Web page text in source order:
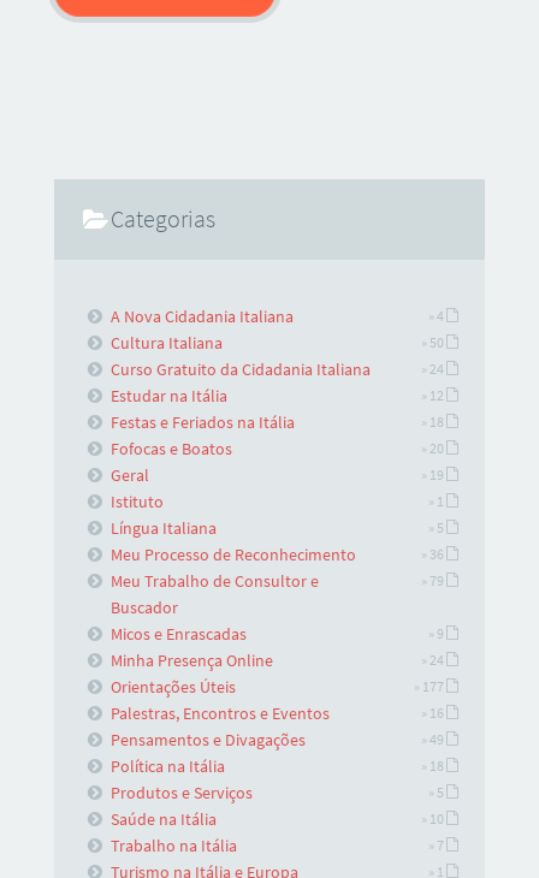
Categorias
A Nova Cidadania Italiana » 4
Cultura Italiana » 50
Curso Gratuito da Cidadania Italiana » 24
Estudar na Itália » 12
Festas e Feriados na Itália » 18
Fofocas e Boatos » 20
Geral » 19
Istituto » 1
Língua Italiana » 5
Meu Processo de Reconhecimento » 36
Meu Trabalho de Consultor e
Buscador
» 79
Micos e Enrascadas » 9
Minha Presença Online » 24
Orientações Úteis » 177
Palestras, Encontros e Eventos » 16
Pensamentos e Divagações » 49
Política na Itália » 18
Produtos e Serviços » 5
Saúde na Itália » 10
Trabalho na Itália » 7
Turismo na Itália e Europa » 1